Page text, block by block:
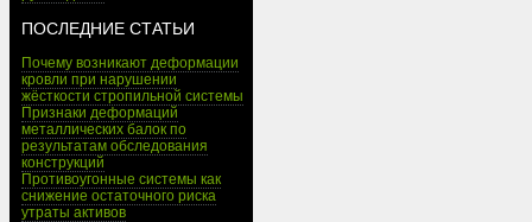
ПОСЛЕДНИЕ СТАТЬИ
Почему возникают деформации
кровли при нарушении
жёсткости стропильной системы
Признаки деформаций
металлических балок по
результатам обследования
конструкций
Противоугонные системы как
снижение остаточного риска
утраты активов